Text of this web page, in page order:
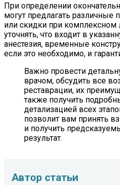
При определении
могут предлагать
или скидки при комплексном
уточнять, что входит в
анестезия, временные
если это необходимо, и
Важно провести
врачом, обсудить все
реставрации, их
также получить
детализацией всех
позволит вам принять
и получить
результат.
Автор статьи